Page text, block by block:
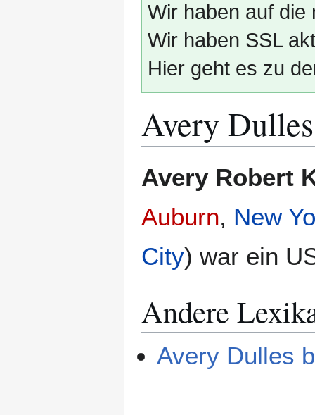
Wir haben auf die
Wir haben SSL
Hier geht es zu
Avery Dulles
Navigation
Suche
Avery Robert
Auburn, New
City) war ein
Andere
Avery Dulles